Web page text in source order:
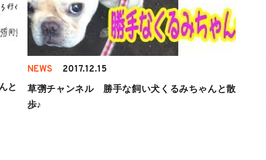
と
NEWS 2017.12.15
草彅チャンネル 勝手な飼い犬くるみちゃんと散
歩♪